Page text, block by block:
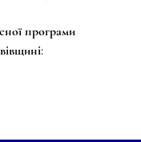
програми